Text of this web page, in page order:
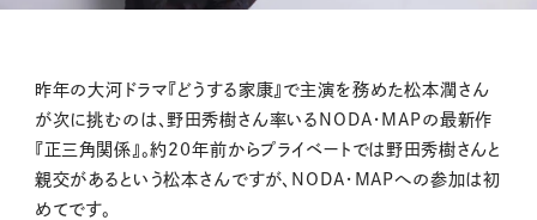
昨年の大河ドラマ『どうする家康』で主演を務めた松本潤さん
が次に挑むのは、野田秀樹さん率いるNODA・MAPの最新作
『正三角関係』。約20年前からプライベートでは野田秀樹さんと
親交があるという松本さんですが、NODA・MAPへの参加は初
めてです。